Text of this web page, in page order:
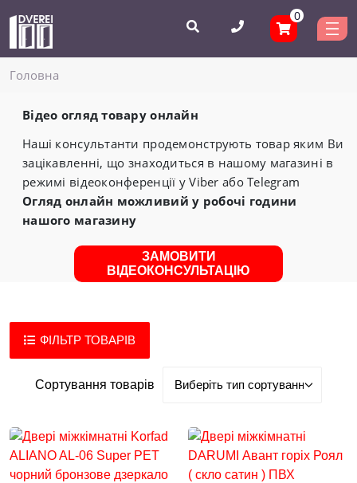
0
Головнa
Відео огляд товару онлайн
Наші консультанти продемонструють товар яким Ви
зацікавленні, що знаходиться в нашому магазині в
режимі відеоконференції у Viber або Telegram
Огляд онлайн можливий у робочі години
нашого магазину
ЗАМОВИТИ
ВІДЕОКОНСУЛЬТАЦІЮ
ФІЛЬТР ТОВАРІВ
Сортування товарів